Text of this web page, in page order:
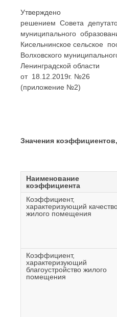
Утверждено
решением Совета
муниципального
Кисельнинское сельское
Волховского
Ленинградской области
от 18.12.2019г. №26
(приложение №2)
Значения коэффициентов,
Наименование
коэффициента
Коэффициент,
характеризующий
жилого помещения
Коэффициент,
характеризующий
благоустройство жилого
помещения